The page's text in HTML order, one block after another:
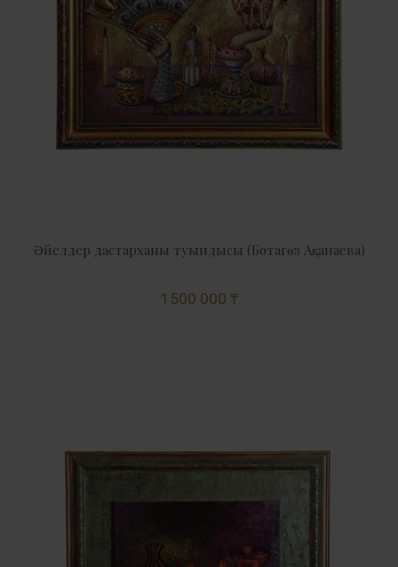
Әйелдер дастарханы туындысы (Ботагөз Ақанаева)
1 500 000 ₸